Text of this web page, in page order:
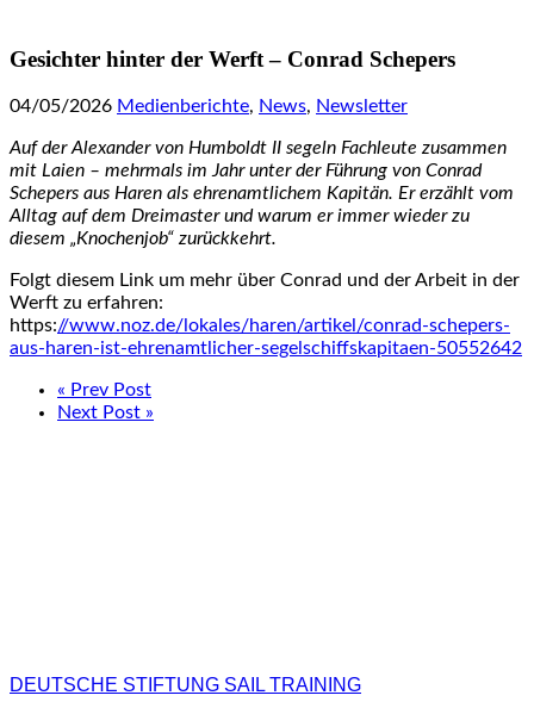
Gesichter hinter der Werft – Conrad Schepers
04/05/2026 Medienberichte, News, Newsletter
Auf der Alexander von Humboldt II segeln Fachleute zusammen
mit Laien – mehrmals im Jahr unter der Führung von Conrad
Schepers aus Haren als ehrenamtlichem Kapitän. Er erzählt vom
Alltag auf dem Dreimaster und warum er immer wieder zu
diesem „Knochenjob“ zurückkehrt.
Folgt diesem Link um mehr über Conrad und der Arbeit in der
Werft zu erfahren:
https://www.noz.de/lokales/haren/artikel/conrad-schepers-
aus-haren-ist-ehrenamtlicher-segelschiffskapitaen-50552642
« Prev Post
Next Post »
DEUTSCHE STIFTUNG SAIL TRAINING